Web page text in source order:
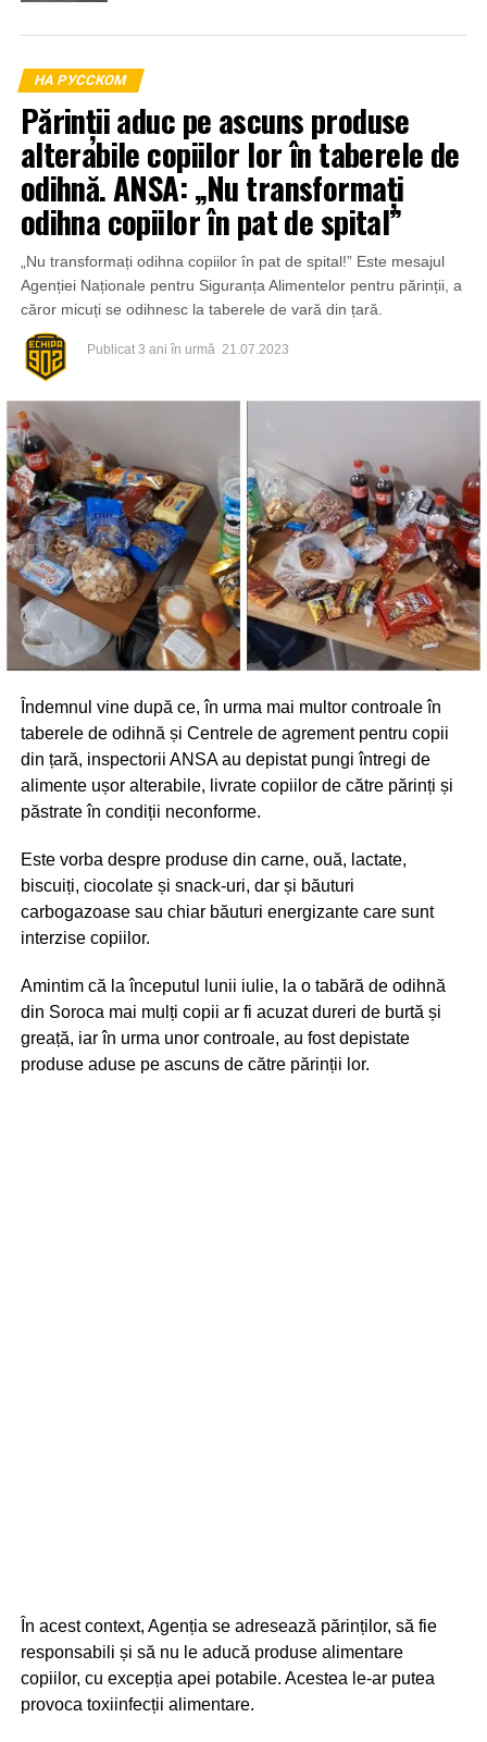
НА РУССКОМ
Părinții aduc pe ascuns produse
alterabile copiilor lor în taberele de
odihnă. ANSA: „Nu transformați
odihna copiilor în pat de spital”
„Nu transformați odihna copiilor în pat de spital!” Este mesajul
Agenției Naționale pentru Siguranța Alimentelor pentru părinții, a
căror micuți se odihnesc la taberele de vară din țară.
Publicat 3 ani în urmă 21.07.2023
Îndemnul vine după ce, în urma mai multor controale în
taberele de odihnă și Centrele de agrement pentru copii
din țară, inspectorii ANSA au depistat pungi întregi de
alimente ușor alterabile, livrate copiilor de către părinți și
păstrate în condiții neconforme.
Este vorba despre produse din carne, ouă, lactate,
biscuiți, ciocolate și snack-uri, dar și băuturi
carbogazoase sau chiar băuturi energizante care sunt
interzise copiilor.
Amintim că la începutul lunii iulie, la o tabără de odihnă
din Soroca mai mulți copii ar fi acuzat dureri de burtă și
greață, iar în urma unor controale, au fost depistate
produse aduse pe ascuns de către părinții lor.
În acest context, Agenția se adresează părinților, să fie
responsabili și să nu le aducă produse alimentare
copiilor, cu excepția apei potabile. Acestea le-ar putea
provoca toxiinfecții alimentare.